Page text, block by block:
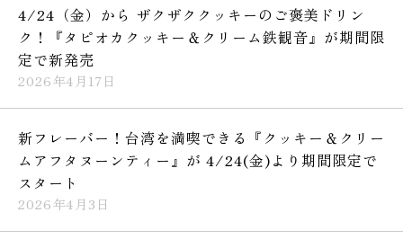
4/24（金）から ザクザククッキーのご褒美ドリン
ク！『タピオカクッキー＆クリーム鉄観音』が期間限
定で新発売
2026年4月17日
新フレーバー！台湾を満喫できる『クッキー＆クリー
ムアフタヌーンティー』が 4/24(金)より期間限定で
スタート
2026年4月3日